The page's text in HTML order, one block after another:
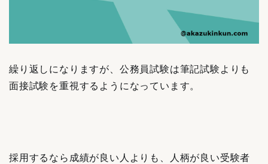
繰り返しになりますが、公務員試験は筆記試験よりも
面接試験を重視するようになっています。
採用するなら成績が良い人よりも、人柄が良い受験者